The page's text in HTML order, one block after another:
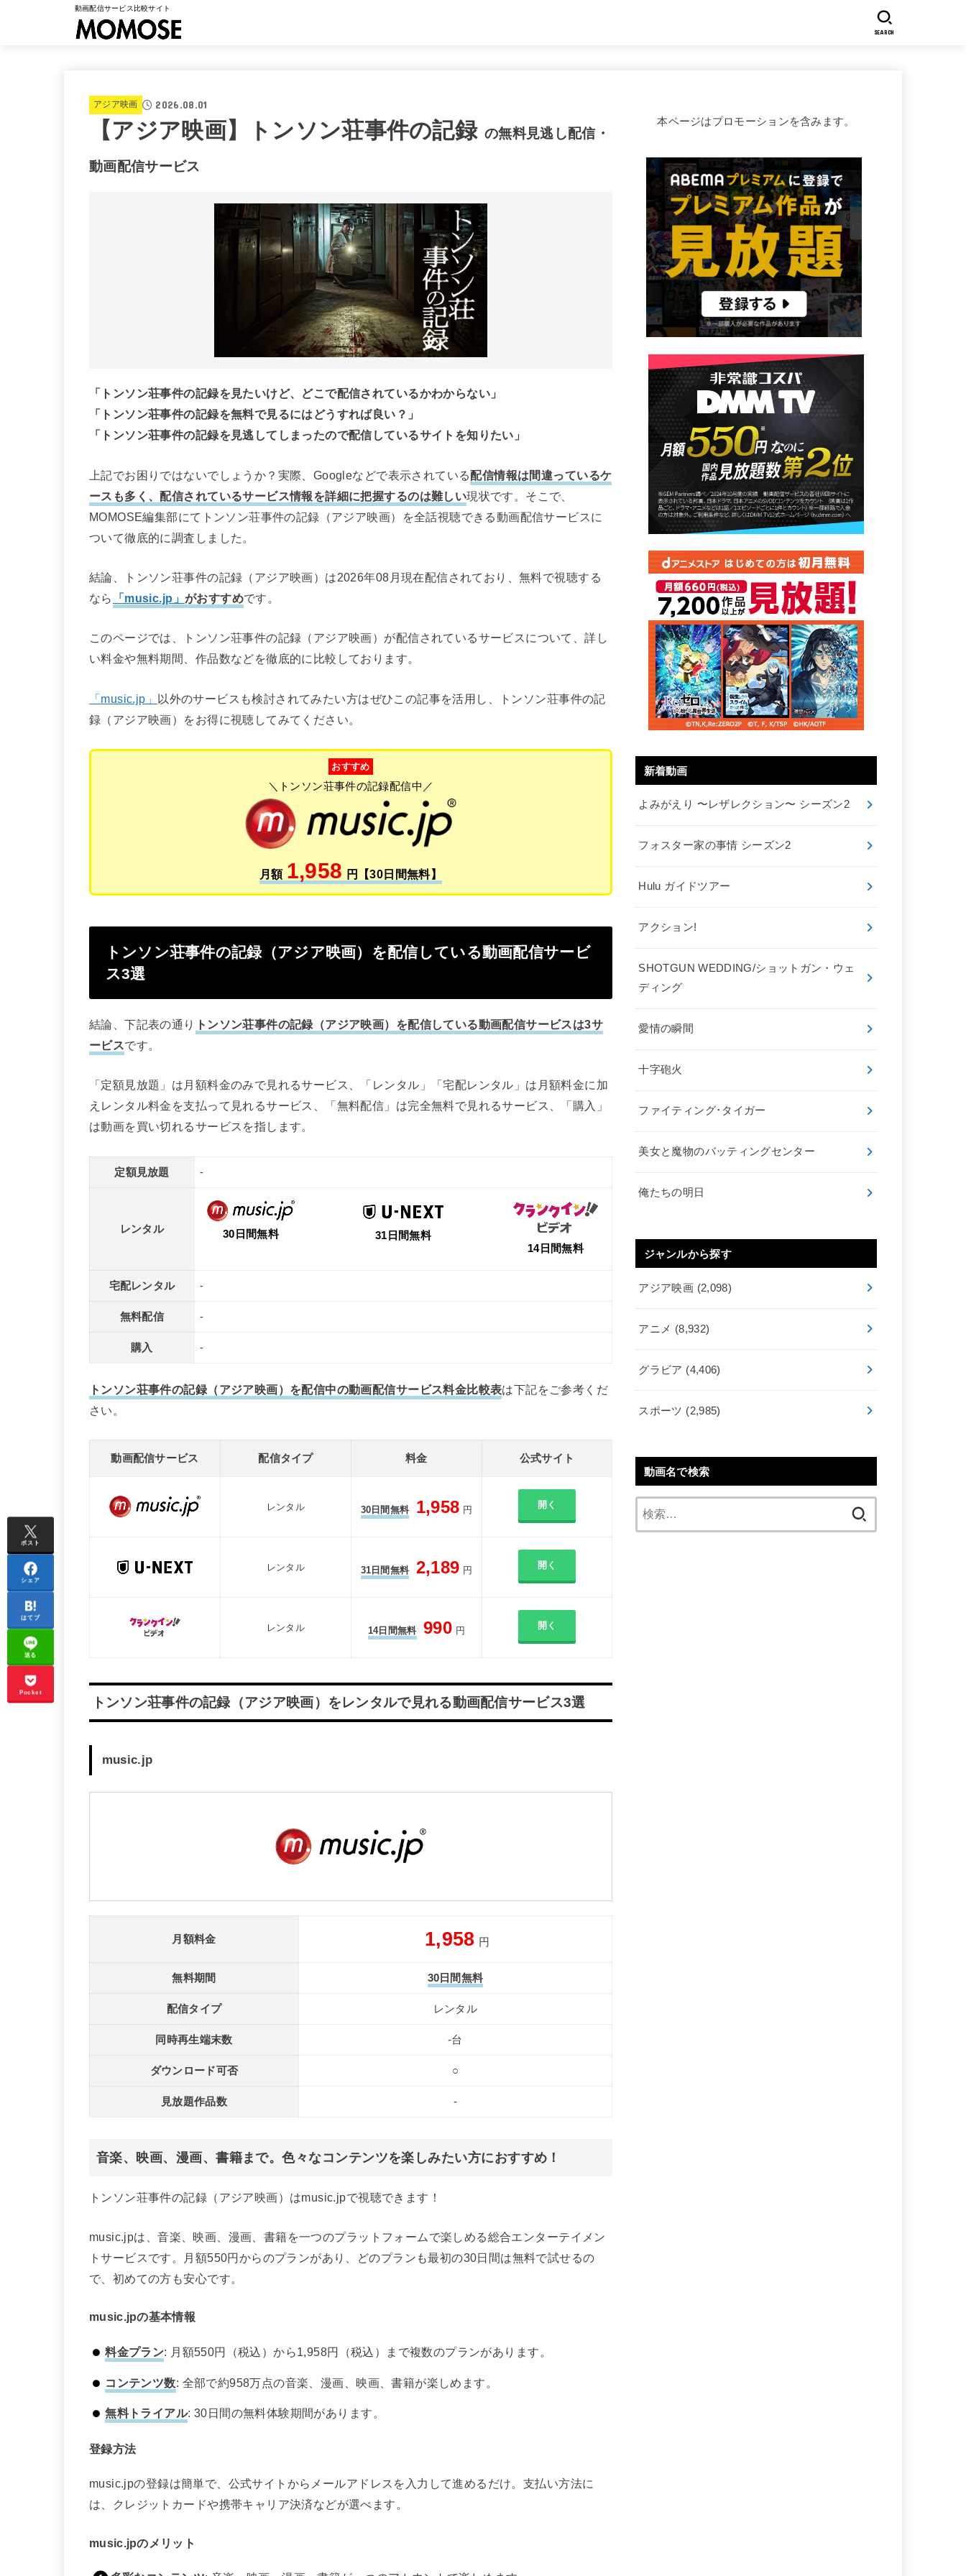
動画配信サービス比較サイト
SEARCH
アジア映画 2026.08.01
【アジア映画】トンソン荘事件の記録 の無料見逃し配信・
動画配信サービス
「トンソン荘事件の記録を見たいけど、どこで配信されているかわからない」
「トンソン荘事件の記録を無料で見るにはどうすれば良い？」
「トンソン荘事件の記録を見逃してしまったので配信しているサイトを知りたい」
上記でお困りではないでしょうか？実際、Googleなどで表示されている配信情報は間違っているケ
ースも多く、配信されているサービス情報を詳細に把握するのは難しい現状です。そこで、
MOMOSE編集部にてトンソン荘事件の記録（アジア映画）を全話視聴できる動画配信サービスに
ついて徹底的に調査しました。
結論、トンソン荘事件の記録（アジア映画）は2026年08月現在配信されており、無料で視聴する
なら
「music.jp」 がおすすめです。
このページでは、トンソン荘事件の記録（アジア映画）が配信されているサービスについて、詳し
い料金や無料期間、作品数などを徹底的に比較しております。
「music.jp」 以外のサービスも検討されてみたい方はぜひこの記事を活用し、トンソン荘事件の記
録（アジア映画）をお得に視聴してみてください。
おすすめ
＼トンソン荘事件の記録配信中／
月額 1,958 円【30日間無料】
トンソン荘事件の記録（アジア映画）を配信している動画配信サービ
ス3選
結論、下記表の通り
トンソン荘事件の記録（アジア映画）を配信している動画配信サービスは3サ
ービスです。
「定額見放題」は月額料金のみで見れるサービス、「レンタル」「宅配レンタル」は月額料金に加
えレンタル料金を支払って見れるサービス、「無料配信」は完全無料で見れるサービス、「購入」
は動画を買い切れるサービスを指します。
定額見放題 -
レンタル 30日間無料
31日間無料
14日間無料
宅配レンタル -
無料配信 -
購入 -
トンソン荘事件の記録（アジア映画）を配信中の動画配信サービス料金比較表は下記をご参考くだ
さい。
動画配信サービス 配信タイプ 料金 公式サイト
レンタル 30日間無料 1,958 円 開く
レンタル 31日間無料 2,189 円 開く
レンタル 14日間無料 990 円 開く
トンソン荘事件の記録（アジア映画）をレンタルで見れる動画配信サービス3選
music.jp
月額料金 1,958 円
無料期間 30日間無料
配信タイプ レンタル
同時再生端末数 -台
ダウンロード可否 ○
見放題作品数 -
音楽、映画、漫画、書籍まで。色々なコンテンツを楽しみたい方におすすめ！
トンソン荘事件の記録（アジア映画）はmusic.jpで視聴できます！
music.jpは、音楽、映画、漫画、書籍を一つのプラットフォームで楽しめる総合エンターテイメン
トサービスです。月額550円からのプランがあり、どのプランも最初の30日間は無料で試せるの
で、初めての方も安心です。
music.jpの基本情報
料金プラン: 月額550円（税込）から1,958円（税込）まで複数のプランがあります。
コンテンツ数: 全部で約958万点の音楽、漫画、映画、書籍が楽しめます。
無料トライアル: 30日間の無料体験期間があります。
登録方法
music.jpの登録は簡単で、公式サイトからメールアドレスを入力して進めるだけ。支払い方法に
は、クレジットカードや携帯キャリア決済などが選べます。
music.jpのメリット
ポスト
シェア
はてブ
送る
Pocket
本ページはプロモーションを含みます。
新着動画
よみがえり 〜レザレクション〜 シーズン2
フォスター家の事情 シーズン2
Hulu ガイドツアー
アクション!
SHOTGUN WEDDING/ショットガン・ウェ
ディング
愛情の瞬間
十字砲火
ファイティング･タイガー
美女と魔物のバッティングセンター
俺たちの明日
ジャンルから探す
アジア映画 (2,098)
アニメ (8,932)
グラビア (4,406)
スポーツ (2,985)
動画名で検索